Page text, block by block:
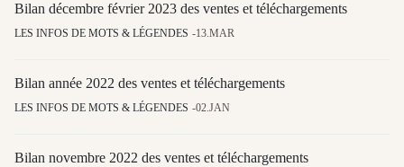
Bilan décembre février 2023 des ventes et téléchargements
LES INFOS DE MOTS & LÉGENDES 13.MAR
Bilan année 2022 des ventes et téléchargements
LES INFOS DE MOTS & LÉGENDES 02.JAN
Bilan novembre 2022 des ventes et téléchargements